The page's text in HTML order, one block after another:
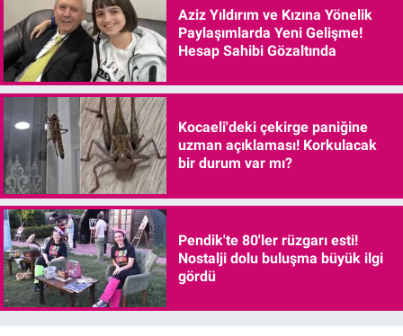
Aziz Yıldırım ve Kızına Yönelik
Paylaşımlarda Yeni Gelişme!
Hesap Sahibi Gözaltında
Kocaeli'deki çekirge paniğine
uzman açıklaması! Korkulacak
bir durum var mı?
Pendik'te 80'ler rüzgarı esti!
Nostalji dolu buluşma büyük ilgi
gördü